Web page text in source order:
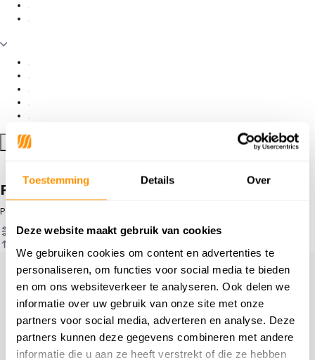
Toestemming Details Over
Deze website maakt gebruik van cookies
We gebruiken cookies om content en advertenties te
personaliseren, om functies voor social media te bieden
en om ons websiteverkeer te analyseren. Ook delen we
informatie over uw gebruik van onze site met onze
partners voor social media, adverteren en analyse. Deze
partners kunnen deze gegevens combineren met andere
informatie die u aan ze heeft verstrekt of die ze hebben
Filter toepassen
Producten getagd met Marco
Producten
Filter
Hulp nodig?
Neem contact op met onze
klantenservice